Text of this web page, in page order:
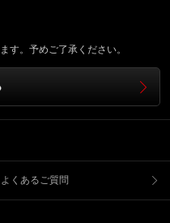
す。予めご了承ください。
よくあるご質問